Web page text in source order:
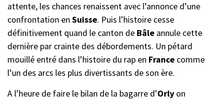
attente, les chances renaissent avec l’annonce d’une
confrontation en Suisse. Puis l’histoire cesse
définitivement quand le canton de Bâle annule cette
dernière par crainte des débordements. Un pétard
mouillé entré dans l’histoire du rap en France comme
l’un des arcs les plus divertissants de son ère.
A l’heure de faire le bilan de la bagarre d’Orly on